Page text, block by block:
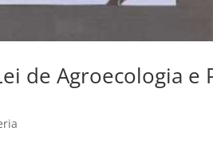
de Agroecologia e